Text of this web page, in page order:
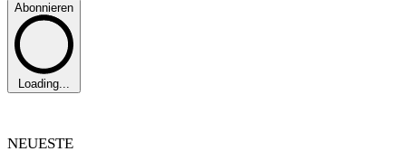
Abonnieren
Loading...
NEUESTE